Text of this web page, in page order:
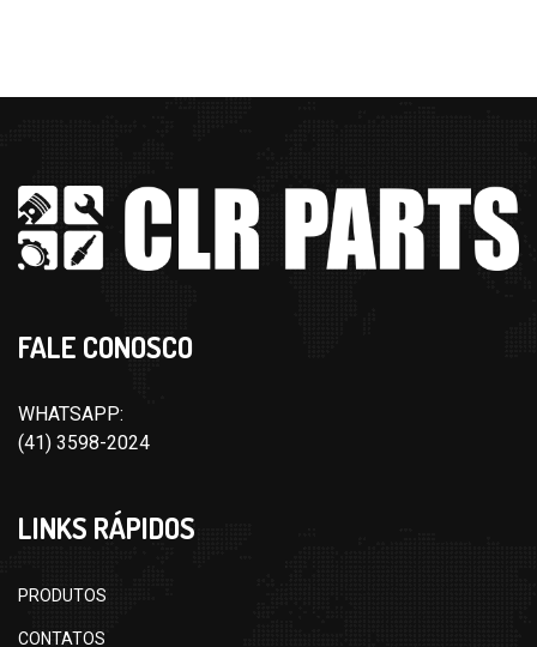
FALE CONOSCO
WHATSAPP:
(41) 3598-2024
LINKS RÁPIDOS
PRODUTOS
CONTATOS